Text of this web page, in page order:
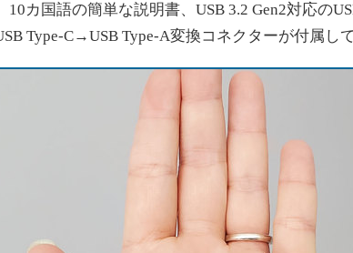
カ国語の簡単な説明書、USB 3.2 Gen2対応の
Type-C→USB Type-A変換コネクターが付属して